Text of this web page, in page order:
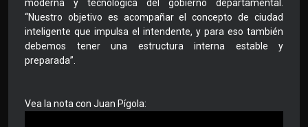
moderna y tecnológica del gobierno departamental.
“Nuestro objetivo es acompañar el concepto de ciudad
inteligente que impulsa el intendente, y para eso también
debemos tener una estructura interna estable y
preparada”.
Vea la nota con Juan Pígola: